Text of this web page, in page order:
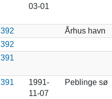
03-01
392
Århus havn
392
391
391
1991-
11-07
Peblinge sø